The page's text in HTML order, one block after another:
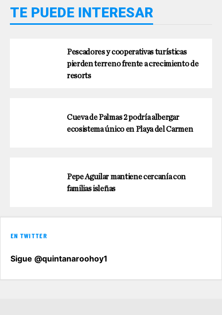
TE PUEDE INTERESAR
Pescadores y cooperativas turísticas
pierden terreno frente a crecimiento de
resorts
Cueva de Palmas 2 podría albergar
ecosistema único en Playa del Carmen
Pepe Aguilar mantiene cercanía con
familias isleñas
EN TWITTER
Sigue @quintanaroohoy1